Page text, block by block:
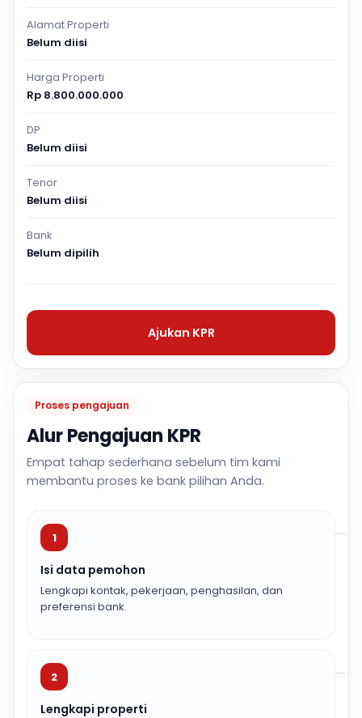
Proses pengajuan
Alur Pengajuan KPR
Empat tahap sederhana sebelum tim kami
membantu proses ke bank pilihan Anda.
1
Isi data pemohon
Lengkapi kontak, pekerjaan, penghasilan, dan
preferensi bank.
2
Lengkapi properti
Alamat Properti
Belum diisi
Harga Properti
Rp 8.800.000.000
DP
Belum diisi
Tenor
Belum diisi
Bank
Belum dipilih
Ajukan KPR